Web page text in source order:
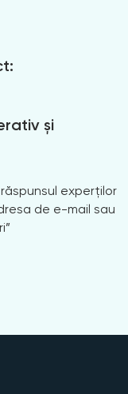
și
experților
de e-mail sau